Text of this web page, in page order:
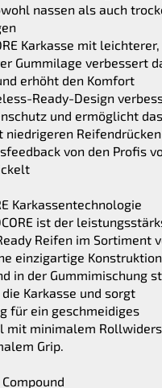
nassen als auch
Karkasse mit leichterer,
Gummilage verbessert
erhöht den Komfort
Ready-Design
und ermöglicht das
niedrigeren Reifendrücken
von den Profis
Karkassentechnologie
ist der
Reifen im Sortiment
einzigartige
in der Gummimischung
Karkasse und sorgt
für ein geschmeidiges
mit minimalem
Grip.